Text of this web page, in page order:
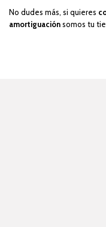
No dudes más, si quieres
amortiguaciónsomos tu